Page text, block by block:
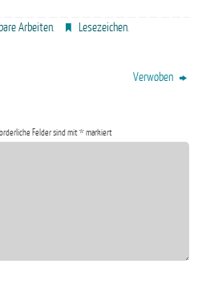
Arbeiten Lesezeichen
Verwoben
Felder sind mit*markiert